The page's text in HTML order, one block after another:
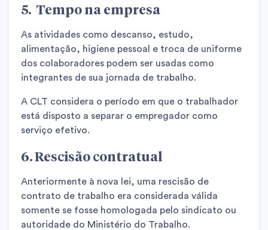
5. Tempo na empresa
As atividades como descanso, estudo,
alimentação, higiene pessoal e troca de uniforme
dos colaboradores podem ser usadas como
integrantes de sua jornada de trabalho.
A CLT considera o período em que o trabalhador
está disposto a separar o empregador como
serviço efetivo.
6. Rescisão contratual
Anteriormente à nova lei, uma rescisão de
contrato de trabalho era considerada válida
somente se fosse homologada pelo sindicato ou
autoridade do Ministério do Trabalho.